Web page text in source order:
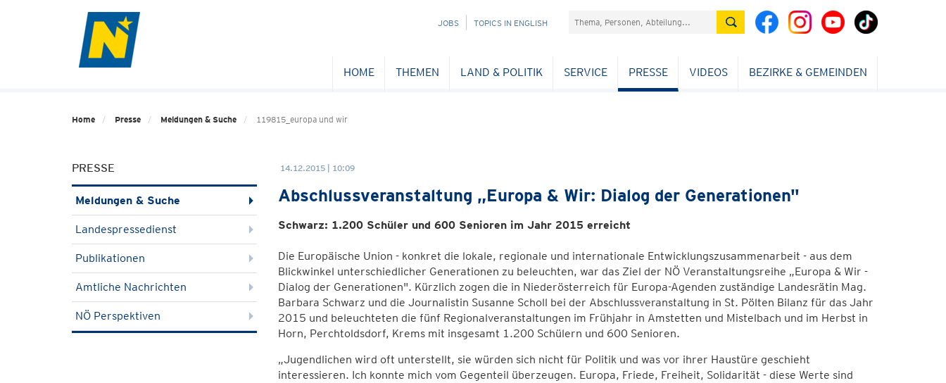
NAVIGATION
JOBS TOPICS IN ENGLISH Suchefeld
HOME THEMEN LAND & POLITIK SERVICE PRESSE VIDEOS BEZIRKE & GEMEINDEN
Home Presse Meldungen & Suche 119815_europa und wir
PRESSE
Meldungen & Suche
Landespressedienst
Publikationen
Amtliche Nachrichten
NÖ Perspektiven
14.12.2015 | 10:09
Abschlussveranstaltung „Europa & Wir: Dialog der Generationen"
Schwarz: 1.200 Schüler und 600 Senioren im Jahr 2015 erreicht
Die Europäische Union - konkret die lokale, regionale und internationale Entwicklungszusammenarbeit - aus dem
Blickwinkel unterschiedlicher Generationen zu beleuchten, war das Ziel der NÖ Veranstaltungsreihe „Europa & Wir -
Dialog der Generationen". Kürzlich zogen die in Niederösterreich für Europa-Agenden zuständige Landesrätin Mag.
Barbara Schwarz und die Journalistin Susanne Scholl bei der Abschlussveranstaltung in St. Pölten Bilanz für das Jahr
2015 und beleuchteten die fünf Regionalveranstaltungen im Frühjahr in Amstetten und Mistelbach und im Herbst in
Horn, Perchtoldsdorf, Krems mit insgesamt 1.200 Schülern und 600 Senioren.
„Jugendlichen wird oft unterstellt, sie würden sich nicht für Politik und was vor ihrer Haustüre geschieht
interessieren. Ich konnte mich vom Gegenteil überzeugen. Europa, Friede, Freiheit, Solidarität - diese Werte sind